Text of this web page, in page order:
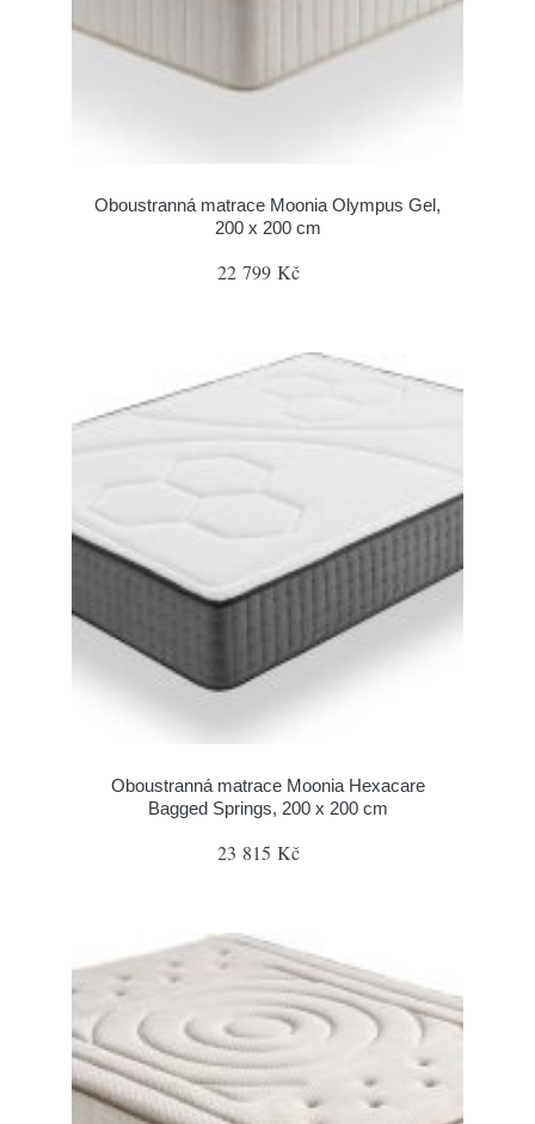
Oboustranná matrace Moonia Olympus Gel,
200 x 200 cm
22 799 Kč
Oboustranná matrace Moonia Hexacare
Bagged Springs, 200 x 200 cm
23 815 Kč